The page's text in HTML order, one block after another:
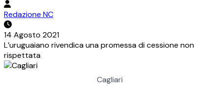
Redazione NC
14 Agosto 2021
L’uruguaiano rivendica una promessa di cessione non
rispettata
Cagliari